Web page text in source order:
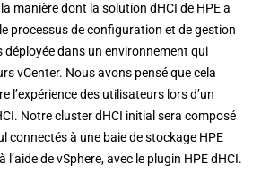
manière dont la solution dHCI de HPE a
processus de configuration et de gestion
déployée dans un environnement qui
vCenter. Nous avons pensé que cela
l’expérience des utilisateurs lors d’un
Notre cluster dHCI initial sera composé
connectés à une baie de stockage HPE
l’aide de vSphere, avec le plugin HPE dHCI.